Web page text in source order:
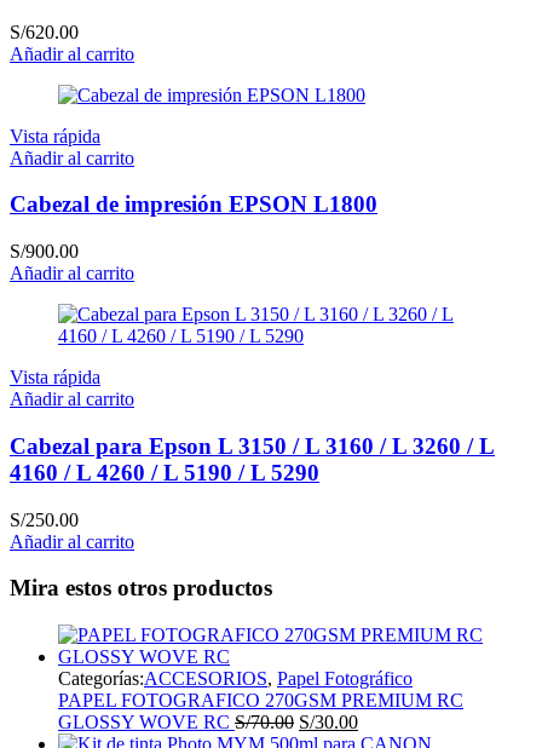
S/620.00
Añadir al carrito
Vista rápida
Añadir al carrito
Cabezal de impresión EPSON L1800
S/900.00
Añadir al carrito
Vista rápida
Añadir al carrito
Cabezal para Epson L 3150 / L 3160 / L 3260 / L
4160 / L 4260 / L 5190 / L 5290
S/250.00
Añadir al carrito
Mira estos otros productos
Categorías:ACCESORIOS, Papel Fotográfico
PAPEL FOTOGRAFICO 270GSM PREMIUM RC
GLOSSY WOVE RC S/70.00 El
precio
S/30.00El
precio